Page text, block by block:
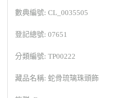
數典編號: CL_0035505
登記總號: 07651
分類編號: TP00222
藏品名稱: 蛇骨琉璃珠頭飾